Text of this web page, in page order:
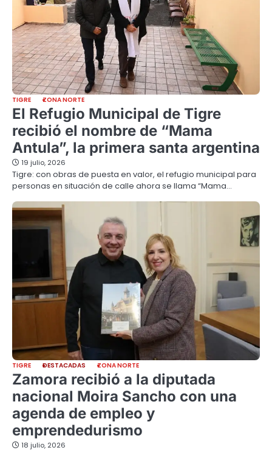
TIGRE ZONA NORTE
El Refugio Municipal de Tigre
recibió el nombre de “Mama
Antula”, la primera santa argentina
19 julio, 2026
Tigre: con obras de puesta en valor, el refugio municipal para
personas en situación de calle ahora se llama “Mama…
TIGRE DESTACADAS ZONA NORTE
Zamora recibió a la diputada
nacional Moira Sancho con una
agenda de empleo y
emprendedurismo
18 julio, 2026